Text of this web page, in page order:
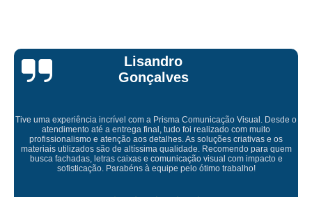
Bruna Eduarda
Empresa maravilhosa, entregue antes do prazo e a instalação da lona
ficou perfeita, indico de olhos fechados